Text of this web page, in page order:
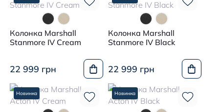
Колонка Marshall
Stanmore IV Cream
22 999 грн
Колонка Marshall
Stanmore IV Black
22 999 грн
Новинка Новинка